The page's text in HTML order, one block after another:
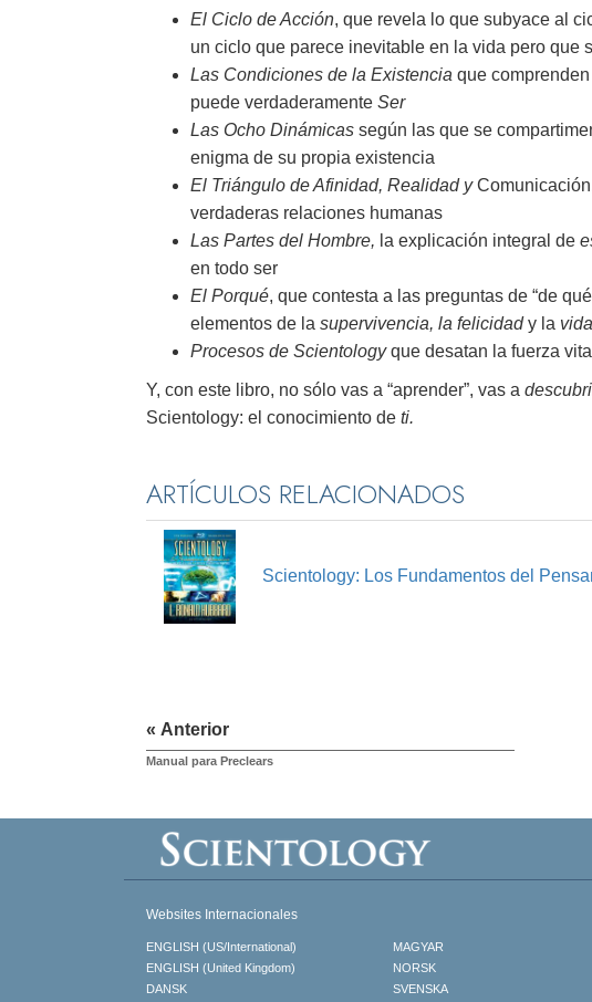
El Ciclo de Acción, que revela lo que subyace al
un ciclo que parece inevitable en la vida pero que
Las Condiciones de la Existencia que
puede verdaderamente Ser
Las Ocho Dinámicas según las que se
enigma de su propia existencia
El Triángulo de Afinidad, Realidady
verdaderas relaciones humanas
Las Partes del Hombre, la explicación integral de
en todo ser
El Porqué, que contesta a las preguntas de “de
elementos de la supervivencia, la felicidady la vida
Procesos de Scientologyque desatan la fuerza
Y, con este libro, no sólo vas a “aprender”, vas a
Scientology: el conocimiento de ti.
ARTÍCULOS RELACIONADOS
Scientology: Los Fundamentos del
« Anterior
Manual para Preclears
Websites Internacionales
ENGLISH (US/International)
ENGLISH (United Kingdom)
DANSK
MAGYAR
NORSK
SVENSKA